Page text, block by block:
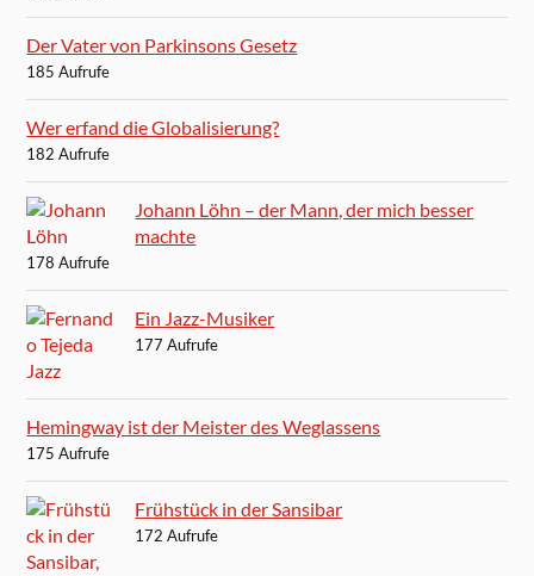
Der Vater von Parkinsons Gesetz
185 Aufrufe
Wer erfand die Globalisierung?
182 Aufrufe
Johann Löhn – der Mann, der mich besser
machte
178 Aufrufe
Ein Jazz-Musiker
177 Aufrufe
Hemingway ist der Meister des Weglassens
175 Aufrufe
Frühstück in der Sansibar
172 Aufrufe